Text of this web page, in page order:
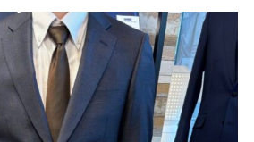
SADA
の
SADA
の
SADA
の
日